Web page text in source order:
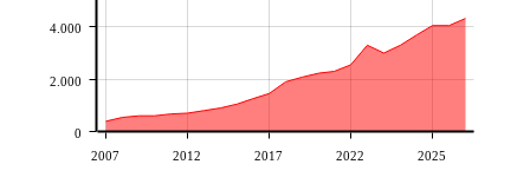
2007 2012 2017 2022 2025
0
2.000
4.000